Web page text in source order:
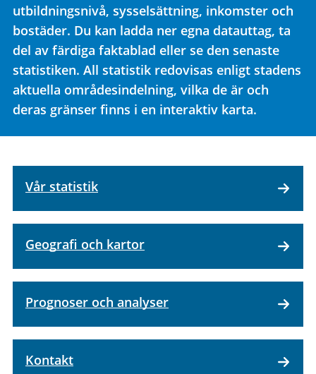
utbildningsnivå, sysselsättning, inkomster och
bostäder. Du kan ladda ner egna datauttag, ta
del av färdiga faktablad eller se den senaste
statistiken. All statistik redovisas enligt stadens
aktuella områdesindelning, vilka de är och
deras gränser finns i en interaktiv karta.
Vår statistik
Geografi och kartor
Prognoser och analyser
Kontakt